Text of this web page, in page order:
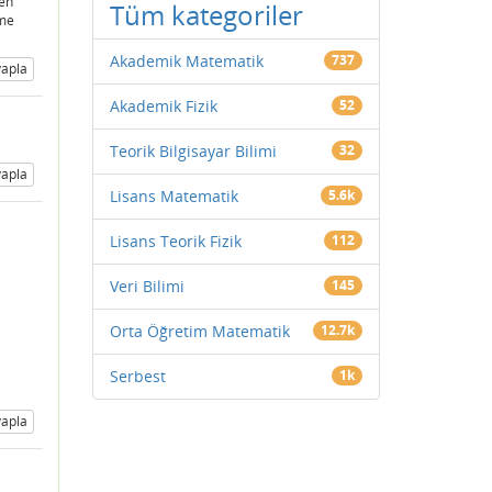
Tüm kategoriler
Akademik Matematik 737
Akademik Fizik 52
Teorik Bilgisayar Bilimi 32
Lisans Matematik 5.6k
Lisans Teorik Fizik 112
Veri Bilimi 145
Orta Öğretim Matematik 12.7k
Serbest 1k